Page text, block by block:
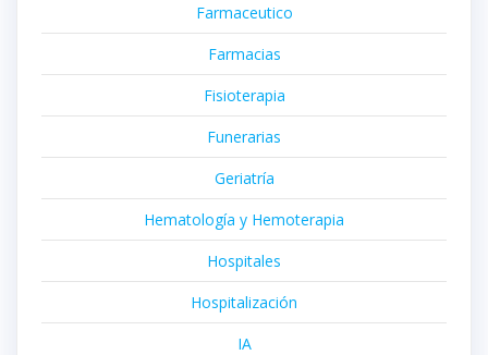
Farmaceutico
Farmacias
Fisioterapia
Funerarias
Geriatría
Hematología y Hemoterapia
Hospitales
Hospitalización
IA